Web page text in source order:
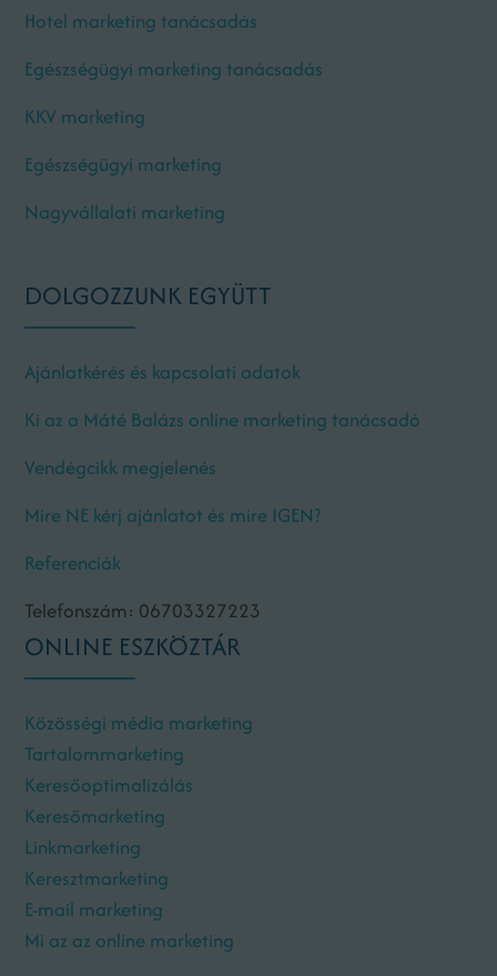
Hotel marketing tanácsadás
Egészségügyi marketing tanácsadás
KKV marketing
Egészségügyi marketing
Nagyvállalati marketing
DOLGOZZUNK EGYÜTT
Ajánlatkérés és kapcsolati adatok
Ki az a Máté Balázs online marketing tanácsadó
Vendégcikk megjelenés
Mire NE kérj ajánlatot és mire IGEN?
Referenciák
Telefonszám: 06703327223
ONLINE ESZKÖZTÁR
Közösségi média marketing
Tartalommarketing
Keresőoptimalizálás
Keresőmarketing
Linkmarketing
Keresztmarketing
E-mail marketing
Mi az az online marketing